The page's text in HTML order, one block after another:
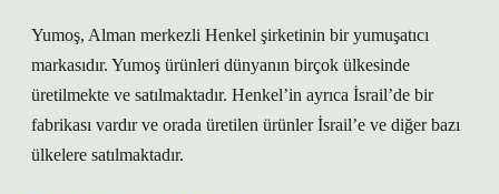
Yumoş, Alman merkezli Henkel şirketinin bir yumuşatıcı
markasıdır. Yumoş ürünleri dünyanın birçok ülkesinde
üretilmekte ve satılmaktadır. Henkel’in ayrıca İsrail’de bir
fabrikası vardır ve orada üretilen ürünler İsrail’e ve diğer bazı
ülkelere satılmaktadır.